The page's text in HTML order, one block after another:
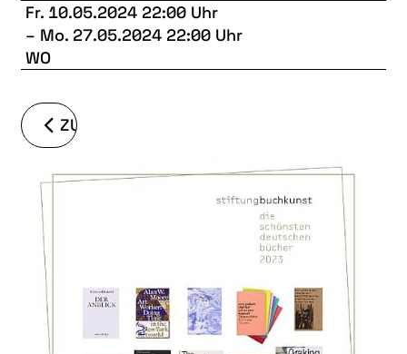
Fr. 10.05.2024 22:00 Uhr
– Mo. 27.05.2024 22:00 Uhr
WO
ZURÜCK